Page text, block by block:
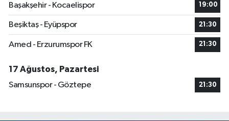
Başakşehir - Kocaelispor
19:00
Beşiktaş - Eyüpspor 21:30
Amed - Erzurumspor FK 21:30
17 Ağustos, Pazartesi
Samsunspor - Göztepe
21:30